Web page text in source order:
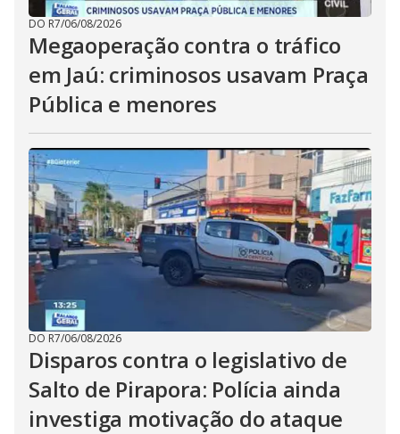
DO R7/06/08/2026
Megaoperação contra o tráfico
em Jaú: criminosos usavam Praça
Pública e menores
DO R7/06/08/2026
Disparos contra o legislativo de
Salto de Pirapora: Polícia ainda
investiga motivação do ataque